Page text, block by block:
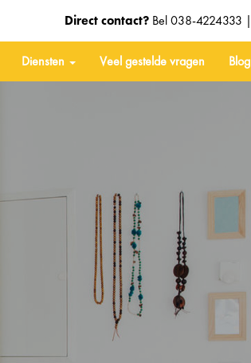
Direct contact? Bel038-4224333 |
Diensten Veel gestelde vragen Blog